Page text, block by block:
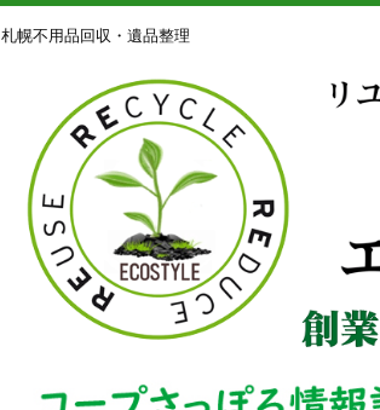
札幌不用品回収・遺品整理